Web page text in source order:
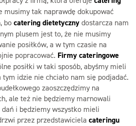
musimy tak naprawdę dokupować
bo catering dietetyczny dostarcza nam
plusem jest to, że nie musimy
posiłków, a w tym czasie na
popracować. Firmy cateringowe
posiłki w taki sposób, abyśmy mieli
tym idzie nie chciało nam się podjadać.
zaoszczędzimy na
ale też nie będziemy marnowali
i będziemy wszystko mieli
przez przedstawiciela cateringu